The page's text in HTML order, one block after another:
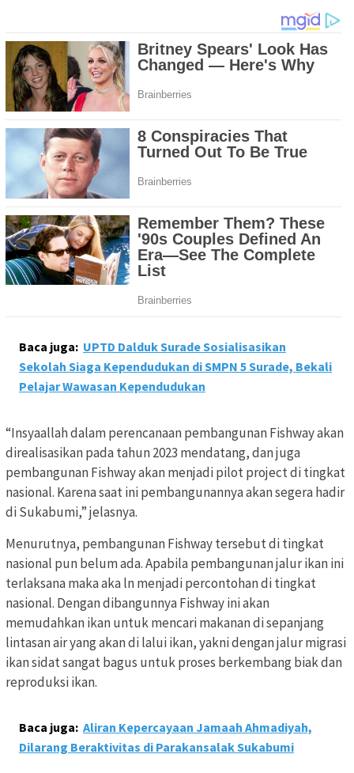
Baca juga: UPTD Dalduk Surade Sosialisasikan
Sekolah Siaga Kependudukan di SMPN 5 Surade, Bekali
Pelajar Wawasan Kependudukan
“Insyaallah dalam perencanaan pembangunan Fishway akan
direalisasikan pada tahun 2023 mendatang, dan juga
pembangunan Fishway akan menjadi pilot project di tingkat
nasional. Karena saat ini pembangunannya akan segera hadir
di Sukabumi,” jelasnya.
Menurutnya, pembangunan Fishway tersebut di tingkat
nasional pun belum ada. Apabila pembangunan jalur ikan ini
terlaksana maka aka ln menjadi percontohan di tingkat
nasional. Dengan dibangunnya Fishway ini akan
memudahkan ikan untuk mencari makanan di sepanjang
lintasan air yang akan di lalui ikan, yakni dengan jalur migrasi
ikan sidat sangat bagus untuk proses berkembang biak dan
reproduksi ikan.
Baca juga: Aliran Kepercayaan Jamaah Ahmadiyah,
Dilarang Beraktivitas di Parakansalak Sukabumi